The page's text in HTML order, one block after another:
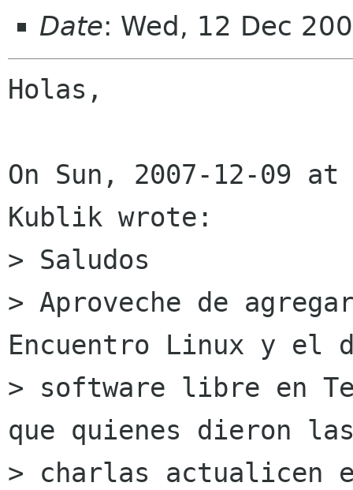
Date: Wed, 12 Dec
Holas,
On Sun, 2007-12-09
Kublik wrote:
> Saludos
> Aproveche de
Encuentro Linux y el
> software libre en
que quienes dieron
> charlas actualicen